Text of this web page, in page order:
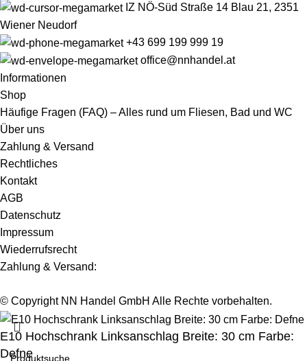
IZ NÖ-Süd Straße 14 Blau 21, 2351
Wiener Neudorf
+43 699 199 999 19
office@nnhandel.at
Informationen
Shop
Häufige Fragen (FAQ) – Alles rund um Fliesen, Bad und WC
Über uns
Zahlung & Versand
Rechtliches
Kontakt
AGB
Datenschutz
Impressum
Wiederrufsrecht
Zahlung & Versand:
© Copyright NN Handel GmbH Alle Rechte vorbehalten.
E10 Hochschrank Linksanschlag Breite: 30 cm Farbe:
Defne